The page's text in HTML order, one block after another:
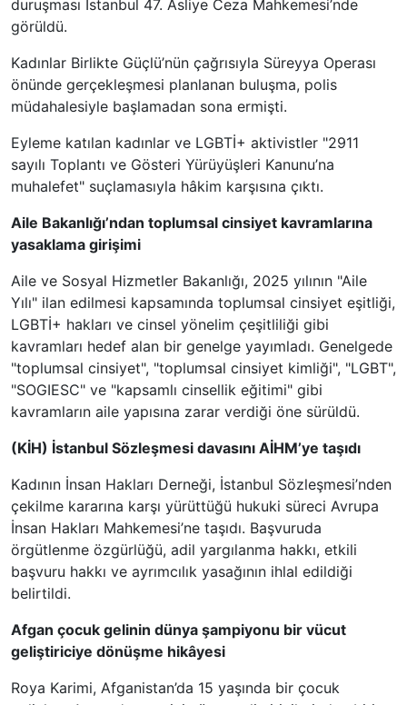
duruşması İstanbul 47. Asliye Ceza Mahkemesi’nde
görüldü.
Kadınlar Birlikte Güçlü’nün çağrısıyla Süreyya Operası
önünde gerçekleşmesi planlanan buluşma, polis
müdahalesiyle başlamadan sona ermişti.
Eyleme katılan kadınlar ve LGBTİ+ aktivistler "2911
sayılı Toplantı ve Gösteri Yürüyüşleri Kanunu’na
muhalefet" suçlamasıyla hâkim karşısına çıktı.
Aile Bakanlığı’ndan toplumsal cinsiyet kavramlarına
yasaklama girişimi
Aile ve Sosyal Hizmetler Bakanlığı, 2025 yılının "Aile
Yılı" ilan edilmesi kapsamında toplumsal cinsiyet eşitliği,
LGBTİ+ hakları ve cinsel yönelim çeşitliliği gibi
kavramları hedef alan bir genelge yayımladı. Genelgede
"toplumsal cinsiyet", "toplumsal cinsiyet kimliği", "LGBT",
"SOGIESC" ve "kapsamlı cinsellik eğitimi" gibi
kavramların aile yapısına zarar verdiği öne sürüldü.
(KİH) İstanbul Sözleşmesi davasını AİHM’ye taşıdı
Kadının İnsan Hakları Derneği, İstanbul Sözleşmesi’nden
çekilme kararına karşı yürüttüğü hukuki süreci Avrupa
İnsan Hakları Mahkemesi’ne taşıdı. Başvuruda
örgütlenme özgürlüğü, adil yargılanma hakkı, etkili
başvuru hakkı ve ayrımcılık yasağının ihlal edildiği
belirtildi.
Afgan çocuk gelinin dünya şampiyonu bir vücut
geliştiriciye dönüşme hikâyesi
Roya Karimi, Afganistan’da 15 yaşında bir çocuk